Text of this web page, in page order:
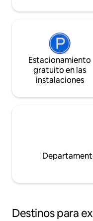
Estacionamiento
gratuito en las
instalaciones
Destinos para